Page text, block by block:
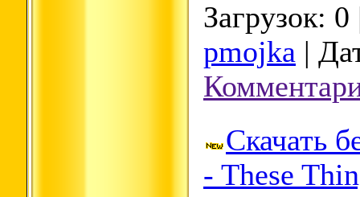
Загрузок:
pmojka |
Скачать
- These